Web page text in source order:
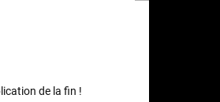
de la fin !